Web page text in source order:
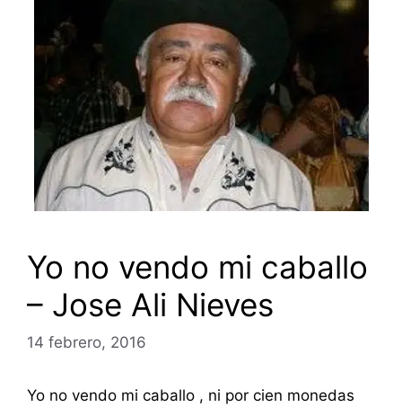
Yo no vendo mi caballo
– Jose Ali Nieves
14 febrero, 2016
Yo no vendo mi caballo , ni por cien monedas